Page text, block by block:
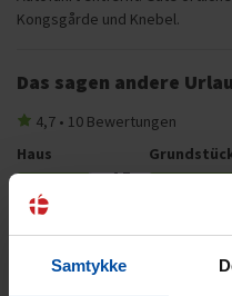
Samtykke
Kongsgårde und Knebel.
Das sagen andere
4,7 • 10 Bewertungen
Haus
4,7
Schones, geraumiges Haus in